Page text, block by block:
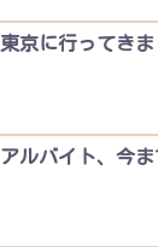
東京に行ってきま
アルバイト、今